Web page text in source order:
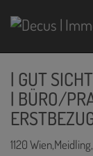
| GUT
| BÜRO/
1120 Wien,Meidling